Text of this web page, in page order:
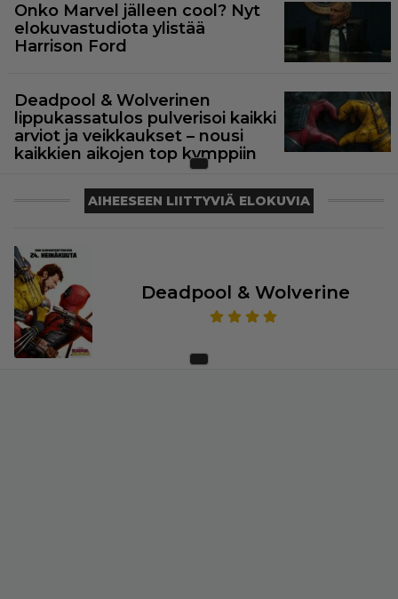
Onko Marvel jälleen cool? Nyt
elokuvastudiota ylistää
Harrison Ford
Deadpool & Wolverinen
lippukassatulos pulverisoi kaikki
arviot ja veikkaukset – nousi
kaikkien aikojen top kymppiin
AIHEESEEN LIITTYVIÄ ELOKUVIA
Deadpool & Wolverine